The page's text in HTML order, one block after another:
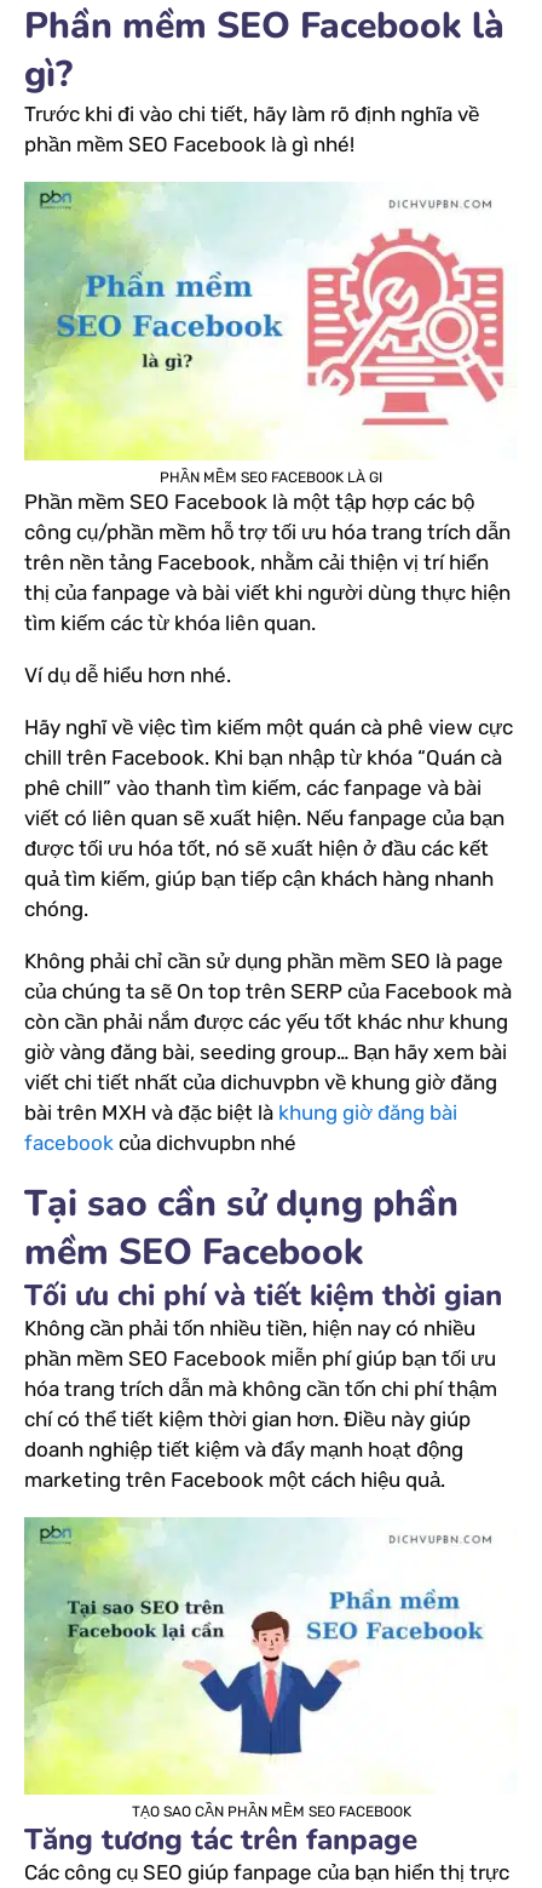
Phần mềm SEO Facebook là
gì?
Trước khi đi vào chi tiết, hãy làm rõ định nghĩa về
phần mềm SEO Facebook là gì nhé!
PHẦN MỀM SEO FACEBOOK LÀ GI
Phần mềm SEO Facebook là một tập hợp các bộ
công cụ/phần mềm hỗ trợ tối ưu hóa trang trích dẫn
trên nền tảng Facebook, nhằm cải thiện vị trí hiển
thị của fanpage và bài viết khi người dùng thực hiện
tìm kiếm các từ khóa liên quan.
Ví dụ dễ hiểu hơn nhé.
Hãy nghĩ về việc tìm kiếm một quán cà phê view cực
chill trên Facebook. Khi bạn nhập từ khóa “Quán cà
phê chill” vào thanh tìm kiếm, các fanpage và bài
viết có liên quan sẽ xuất hiện. Nếu fanpage của bạn
được tối ưu hóa tốt, nó sẽ xuất hiện ở đầu các kết
quả tìm kiếm, giúp bạn tiếp cận khách hàng nhanh
chóng.
Không phải chỉ cần sử dụng phần mềm SEO là page
của chúng ta sẽ On top trên SERP của Facebook mà
còn cần phải nắm được các yếu tốt khác như khung
giờ vàng đăng bài, seeding group… Bạn hãy xem bài
viết chi tiết nhất của dichuvpbn về khung giờ đăng
bài trên MXH và đặc biệt là khung giờ đăng bài
facebook của dichvupbn nhé
Tại sao cần sử dụng phần
mềm SEO Facebook
Tối ưu chi phí và tiết kiệm thời gian
Không cần phải tốn nhiều tiền, hiện nay có nhiều
phần mềm SEO Facebook miễn phí giúp bạn tối ưu
hóa trang trích dẫn mà không cần tốn chi phí thậm
chí có thể tiết kiệm thời gian hơn. Điều này giúp
doanh nghiệp tiết kiệm và đẩy mạnh hoạt động
marketing trên Facebook một cách hiệu quả.
TẠO SAO CẦN PHẦN MỀM SEO FACEBOOK
Tăng tương tác trên fanpage
Các công cụ SEO giúp fanpage của bạn hiển thị trực